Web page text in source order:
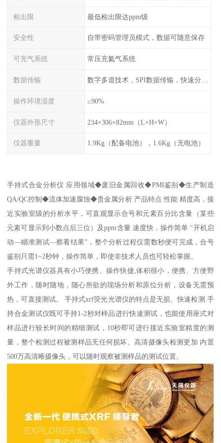
检出限 最低检出限达ppm级
安全性 自带密码管理员模式，数据可随意保存
可充气系统 常压充氦气系统
数据传输
操作环境湿度 ≤90%
仪器外形尺寸 234×306×82mm（L×H×W）
仪器重量 1.9Kg（配备电池），1.6Kg（无电池）
手持式合金分析仪 应用领域◆废旧金属回收◆PMI鉴别◆生产制造
QA/QC控制◆流体加速腐蚀◆贵金属分析 产品特点 性能 精度高，接
近实验室级的分析水平，可直观显示合号和元素百分比含量（某些
元素可显示到小数点后三位）及ppm含量 速度快，操作简单 “开机启
动—瞄准测试—察看结果”，整个分析过程仅需数秒便可完成，合号
鉴别只需1~2秒钟，操作简单，即使非技术人员也可轻松掌握。
手持式光谱仪器具有小巧便携、操作快捷,体积很小，便携、方便野
外工作，随时随地，随心所欲的现场分析和原位分析，设备无需预
热，可直接测试。 手持式xrf荧光光谱仪的特点是无损、快速检测.手
持合金测试仪既可手持1-2秒对样品进行快速测试，也能使用座式对
样品进行较长时间的精细测试，10秒即可进行接近实验室精度的测
量，整个检测过程被测样品无任何损坏。高清摄像头检测更加 内置
500万高清晰摄像头，可以随时观察被测样品的测试位置。